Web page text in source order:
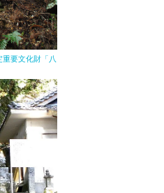
要文化財「八